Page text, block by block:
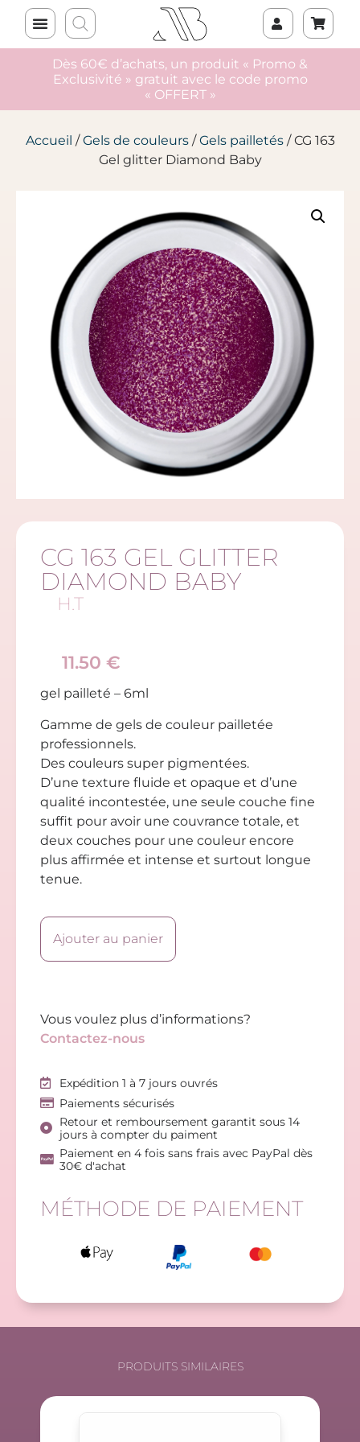
Dès 60€ d’achats, un produit « Promo &
Exclusivité » gratuit avec le code promo
« OFFERT »
Accueil /Gels de couleurs/Gels pailletés/ CG 163
Gel glitter Diamond Baby
CG 163 GEL GLITTER
DIAMOND BABY
H.T
11.50 €
gel pailleté – 6ml
Gamme de gels de couleur pailletée
professionnels.
Des couleurs super pigmentées.
D’une texture fluide et opaque et d’une
qualité incontestée, une seule couche fine
suffit pour avoir une couvrance totale, et
deux couches pour une couleur encore
plus affirmée et intense et surtout longue
tenue.
Ajouter au panier
Vous voulez plus d’informations?
Contactez-nous
Expédition 1 à 7 jours ouvrés
Paiements sécurisés
Retour et remboursement garantit sous 14
jours à compter du paiment
Paiement en 4 fois sans frais avec PayPal dès
30€ d'achat
MÉTHODE DE PAIEMENT
PRODUITS SIMILAIRES